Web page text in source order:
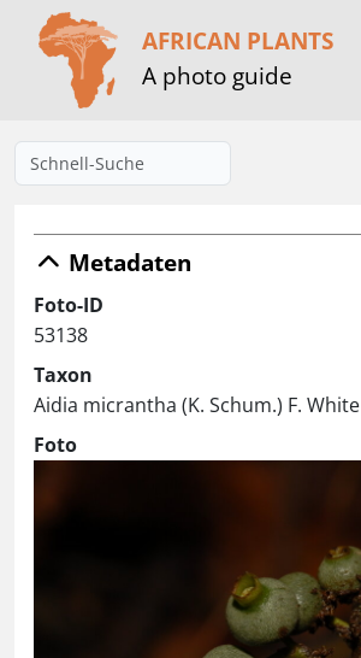
AFRICAN PLANTS
A photo guide
Metadaten
Foto-ID
53138
Taxon
Aidia micrantha (K. Schum.) F. White
Foto